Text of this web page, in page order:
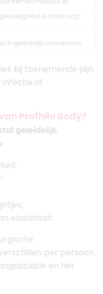
kunnen nog
geleidelijk ontwikkelen
bij toenemende pijn,
infectie of
Profhilo Body?
geleidelijk.
elasticiteit.
per persoon
en het